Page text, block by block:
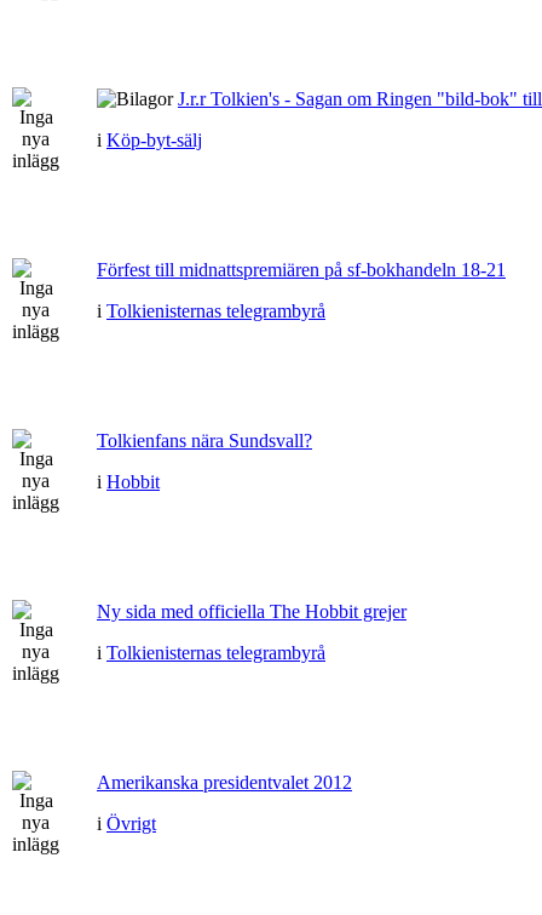
J.r.r Tolkien's - Sagan om Ringen "bild-bok"
i Köp-byt-sälj
Förfest till midnattspremiären på sf-bokhandeln 18-21
i Tolkienisternas telegrambyrå
Tolkienfans nära Sundsvall?
i Hobbit
Ny sida med officiella The Hobbit grejer
i Tolkienisternas telegrambyrå
Amerikanska presidentvalet 2012
i Övrigt